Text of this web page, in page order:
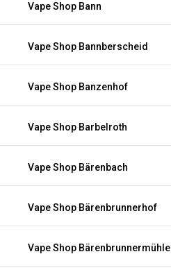
Vape Shop Bann
Vape Shop Bannberscheid
Vape Shop Banzenhof
Vape Shop Barbelroth
Vape Shop Bärenbach
Vape Shop Bärenbrunnerhof
Vape Shop Bärenbrunnermühle